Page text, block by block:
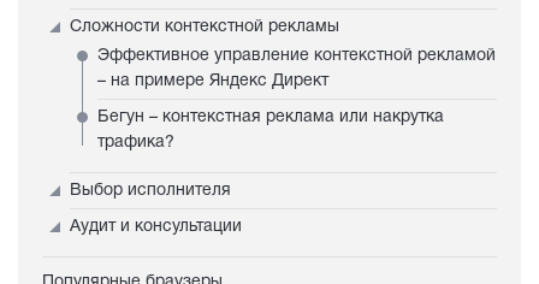
Сложности контекстной рекламы
Эффективное управление контекстной рекламой
– на примере Яндекс Директ
Бегун – контекстная реклама или накрутка
трафика?
Выбор исполнителя
Аудит и консультации